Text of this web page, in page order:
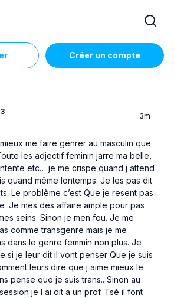
Créer un compte
3m
mieux me faire genrer au masculin que
les adjectif feminin jarre ma belle,
etc… je me crispe quand j attend
quand même lontemps. Je les pas dit
Le problème c’est Que je resent pas
.Je mes des affaire ample pour pas
seins. Sinon je men fou. Je me
comme transgenre mais je me
dans le genre femmin non plus. Je
si je leur dit il vont penser Que je suis
leurs dire que j aime mieux le
pense que je suis trans.. Sinon au
je l ai dit a un prof. Tsé il font